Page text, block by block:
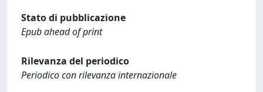
Stato di pubblicazione
Epub ahead of print
Rilevanza del periodico
Periodico con rilevanza internazionale